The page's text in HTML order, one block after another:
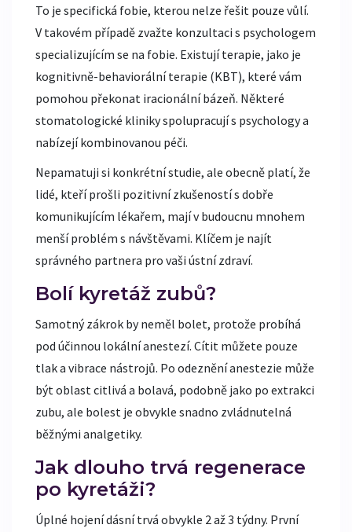
To je specifická fobie, kterou nelze řešit pouze vůlí.
V takovém případě zvažte konzultaci s psychologem
specializujícím se na fobie. Existují terapie, jako je
kognitivně-behaviorální terapie (KBT), které vám
pomohou překonat iracionální bázeň. Některé
stomatologické kliniky spolupracují s psychology a
nabízejí kombinovanou péči.
Nepamatuji si konkrétní studie, ale obecně platí, že
lidé, kteří prošli pozitivní zkušeností s dobře
komunikujícím lékařem, mají v budoucnu mnohem
menší problém s návštěvami. Klíčem je najít
správného partnera pro vaši ústní zdraví.
Bolí kyretáž zubů?
Samotný zákrok by neměl bolet, protože probíhá
pod účinnou lokální anestezí. Cítit můžete pouze
tlak a vibrace nástrojů. Po odeznění anestezie může
být oblast citlivá a bolavá, podobně jako po extrakci
zubu, ale bolest je obvykle snadno zvládnutelná
běžnými analgetiky.
Jak dlouho trvá regenerace
po kyretáži?
Úplné hojení dásní trvá obvykle 2 až 3 týdny. První